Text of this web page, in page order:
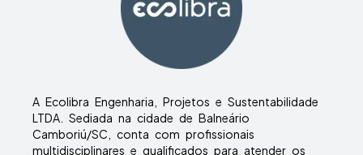
A Ecolibra Engenharia, Projetos e Sustentabilidade
LTDA. Sediada na cidade de Balneário
Camboriú/SC, conta com profissionais
multidisciplinares e qualificados para atender os